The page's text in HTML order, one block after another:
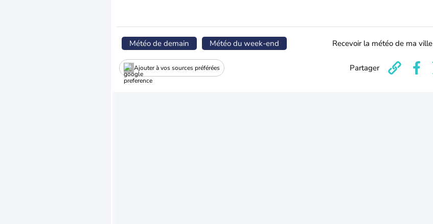
Météo de demain Météo du week-end Recevoir la météo de ma ville
Ajouter à vos sources préférées Partager